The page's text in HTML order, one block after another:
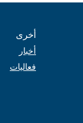
أخرى
أخبار
فعاليات